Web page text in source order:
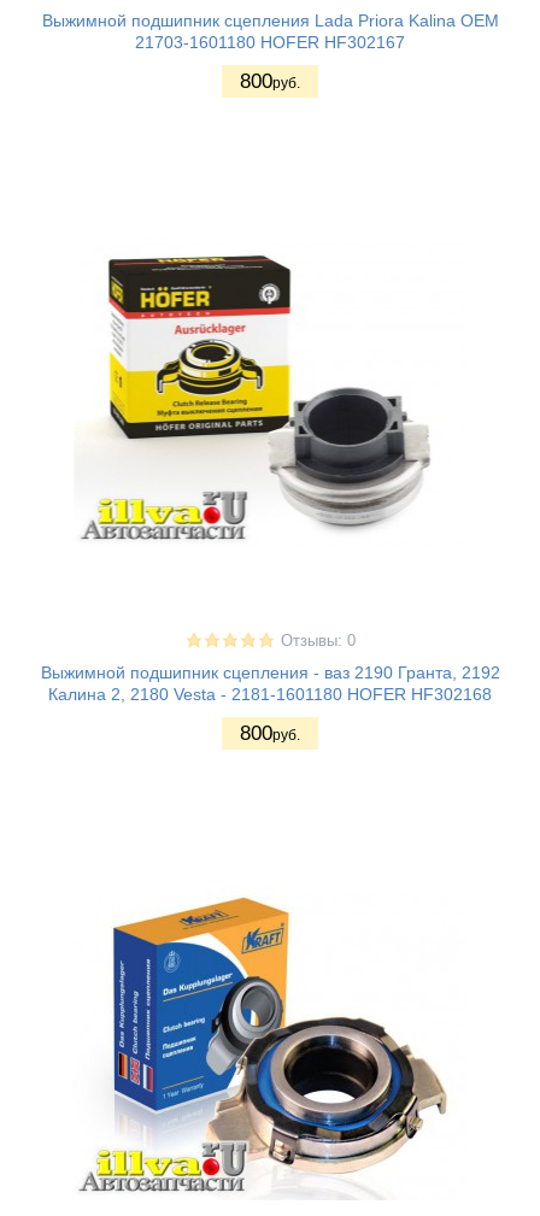
Выжимной подшипник сцепления Lada Priora Kalina OEM
21703-1601180 HOFER HF302167
800руб.
Отзывы: 0
Выжимной подшипник сцепления - ваз 2190 Гранта, 2192
Калина 2, 2180 Vesta - 2181-1601180 HOFER HF302168
800руб.